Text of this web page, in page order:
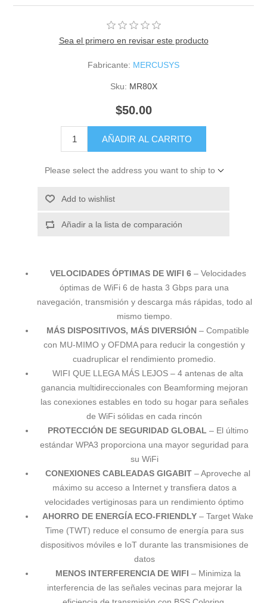
Sea el primero en revisar este producto
Fabricante: MERCUSYS
Sku: MR80X
$50.00
AÑADIR AL CARRITO
Please select the address you want to ship to
Add to wishlist
Añadir a la lista de comparación
VELOCIDADES ÓPTIMAS DE WIFI 6– Velocidades
óptimas de WiFi 6 de hasta 3 Gbps para una
navegación, transmisión y descarga más rápidas, todo al
mismo tiempo.
MÁS DISPOSITIVOS, MÁS DIVERSIÓN – Compatible
con MU-MIMO y OFDMA para reducir la congestión y
cuadruplicar el rendimiento promedio.
WIFI QUE LLEGA MÁS LEJOS – 4 antenas de alta
ganancia multidireccionales con Beamforming mejoran
las conexiones estables en todo su hogar para señales
de WiFi sólidas en cada rincón
PROTECCIÓN DE SEGURIDAD GLOBAL – El último
estándar WPA3 proporciona una mayor seguridad para
su WiFi
CONEXIONES CABLEADAS GIGABIT – Aproveche al
máximo su acceso a Internet y transfiera datos a
velocidades vertiginosas para un rendimiento óptimo
AHORRO DE ENERGÍA ECO-FRIENDLY – Target Wake
Time (TWT) reduce el consumo de energía para sus
dispositivos móviles e IoT durante las transmisiones de
datos
MENOS INTERFERENCIA DE WIFI – Minimiza la
interferencia de las señales vecinas para mejorar la